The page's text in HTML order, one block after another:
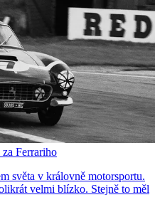
Ferrariho
světa v královně motorsportu.
velmi blízko. Stejně to měl